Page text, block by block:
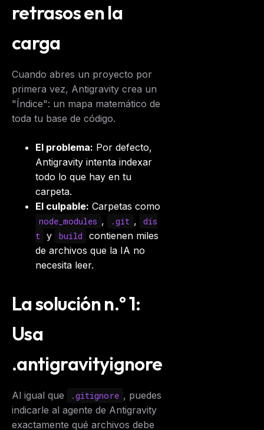
retrasos en la
carga
Cuando abres un proyecto por
primera vez, Antigravity crea un
"Índice": un mapa matemático de
toda tu base de código.
El problema: Por defecto,
Antigravity intenta indexar
todo lo que hay en tu
carpeta.
El culpable: Carpetas como
node_modules , .git ,
dis
t y build
contienen miles
de archivos que la IA no
necesita leer.
La solución n.º 1:
Usa
.antigravityignore
Al igual que .gitignore , puedes
indicarle al agente de Antigravity
exactamente qué archivos debe